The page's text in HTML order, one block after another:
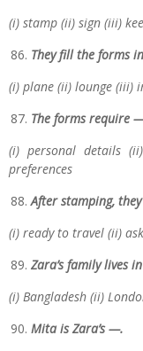
(i) stamp (ii) sign (iii)
They fill the forms
(i) plane (ii) lounge (iii)
The forms require
(i) personal details
preferences
After stamping,
(i) ready to travel (ii)
Zara’s family lives
(i) Bangladesh (ii)
Mita is Zara’s —.